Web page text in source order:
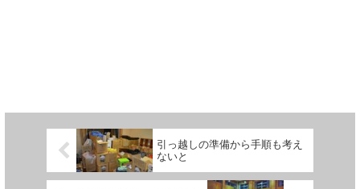
引っ越しの準備から手順も考え
ないと